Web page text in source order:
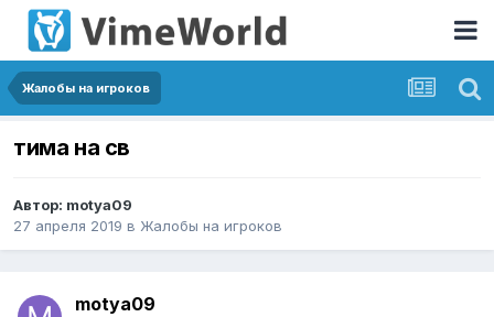
Жалобы на игроков
тима на св
Автор: motya09
27 апреля 2019 в Жалобы на игроков
motya09